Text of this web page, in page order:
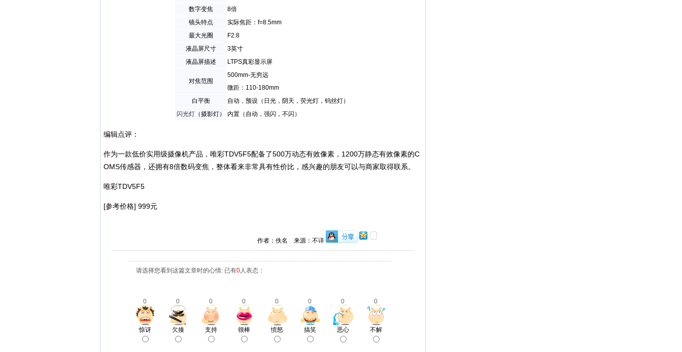
数字变焦
8倍
镜头特点
实际焦距：f=8.5mm
最大光圈
F2.8
液晶屏尺寸
3英寸
液晶屏描述
LTPS真彩显示屏
对焦范围
500mm-无穷远
微距：110-180mm
白平衡
自动，预设（日光，阴天，荧光灯，钨丝灯）
闪光灯 （摄影灯） 内置（自动，强闪，不闪）
编辑点评：
作为一款低价实用级摄像机产品，唯彩TDV5F5配备了500万动态有效像素，1200万静态有效像素的C
OMS传感器，还拥有8倍数码变焦，整体看来非常具有性价比，感兴趣的朋友可以与商家取得联系。
唯彩TDV5F5
[参考价格] 999元
作者：佚名 来源：不详
请选择您看到这篇文章时的心情: 已有0人表态：
0 0 0 0 0 0 0 0
惊讶 欠揍 支持 很棒 愤怒 搞笑 恶心 不解